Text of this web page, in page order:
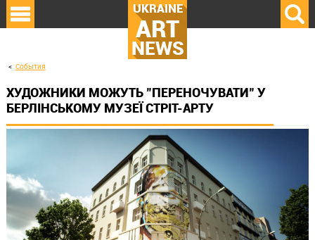
UKRAINE
ART
NEWS
События
ХУДОЖНИКИ МОЖУТЬ "ПЕРЕНОЧУВАТИ" У
БЕРЛІНСЬКОМУ МУЗЕЇ СТРІТ-АРТУ